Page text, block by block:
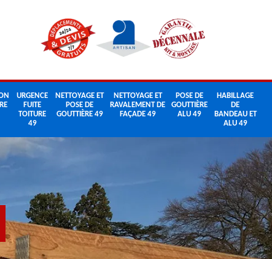
URGENCE
FUITE
TOITURE
49
NETTOYAGE ET
POSE DE
GOUTTIÈRE 49
NETTOYAGE ET
RAVALEMENT DE
FAÇADE 49
POSE DE
GOUTTIÈRE
ALU 49
HABILLAGE
DE
BANDEAU ET
ALU 49